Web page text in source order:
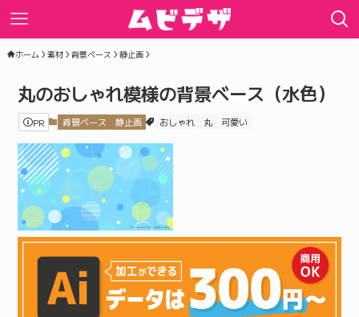
ホーム 素材 背景ベース 静止画
丸のおしゃれ模様の背景ベース（水色）
PR 背景ベース 静止画 おしゃれ 丸 可愛い